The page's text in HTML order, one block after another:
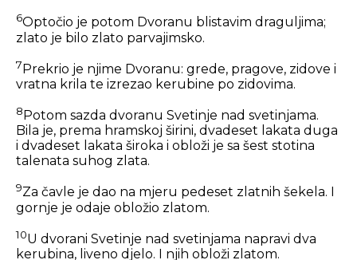
6Optočio je potom Dvoranu blistavim draguljima;
zlato je bilo zlato parvajimsko.
7Prekrio je njime Dvoranu: grede, pragove, zidove i
vratna krila te izrezao kerubine po zidovima.
8 Potom sazda dvoranu Svetinje nad svetinjama.
Bila je, prema hramskoj širini, dvadeset lakata duga
i dvadeset lakata široka i obloži je sa šest stotina
talenata suhog zlata.
9Za čavle je dao na mjeru pedeset zlatnih šekela. I
gornje je odaje obložio zlatom.
10U dvorani Svetinje nad svetinjama napravi dva
kerubina, liveno djelo. I njih obloži zlatom.